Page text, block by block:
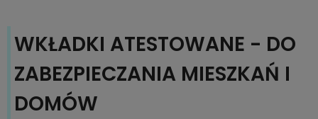
WKŁADKI ATESTOWANE - DO
ZABEZPIECZANIA MIESZKAŃ I
DOMÓW